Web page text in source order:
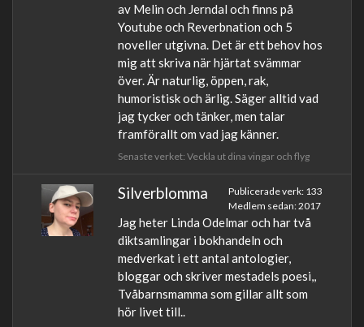
av Melin och Jerndal och finns på
Youtube och Reverbnation och 5
noveller utgivna. Det är ett behov hos
mig att skriva när hjärtat svämmar
över. Är naturlig, öppen, rak,
humoristisk och ärlig. Säger alltid vad
jag tycker och tänker, men talar
framförallt om vad jag känner.
Senaste verket: Veckla ut dina vingar och flyg
Silverblomma
Publicerade verk: 133
Medlem sedan: 2017
Jag heter Linda Odelmar och har två
diktsamlingar i bokhandeln och
medverkat i ett antal antologier,
bloggar och skriver mestadels poesi,,
Tvåbarnsmamma som gillar allt som
hör livet till..